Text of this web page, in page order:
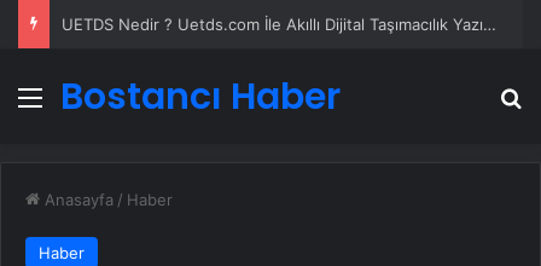
UETDS Nedir ? Uetds.com İle Akıllı Dijital Taşımacılık Yazılımı
Menü
Bostancı Haber
Anasayfa / Haber
Haber